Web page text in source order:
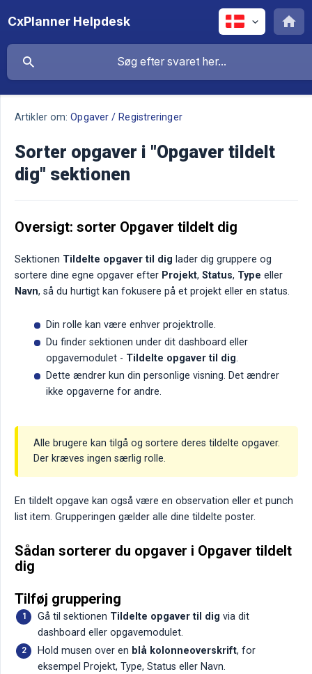
CxPlanner Helpdesk
Artikler om: Opgaver / Registreringer
Sorter opgaver i "Opgaver tildelt
dig" sektionen
Oversigt: sorter Opgaver tildelt dig
Sektionen Tildelte opgaver til dig lader dig gruppere og
sortere dine egne opgaver efter Projekt, Status, Type eller
Navn, så du hurtigt kan fokusere på et projekt eller en status.
Din rolle kan være enhver projektrolle.
Du finder sektionen under dit dashboard eller
opgavemodulet - Tildelte opgaver til dig.
Dette ændrer kun din personlige visning. Det ændrer
ikke opgaverne for andre.
Alle brugere kan tilgå og sortere deres tildelte opgaver.
Der kræves ingen særlig rolle.
En tildelt opgave kan også være en observation eller et punch
list item. Grupperingen gælder alle dine tildelte poster.
Sådan sorterer du opgaver i Opgaver tildelt
dig
Tilføj gruppering
Gå til sektionen Tildelte opgaver til dig via dit
dashboard eller opgavemodulet.
Hold musen over en blå kolonneoverskrift, for
eksempel Projekt, Type, Status eller Navn.